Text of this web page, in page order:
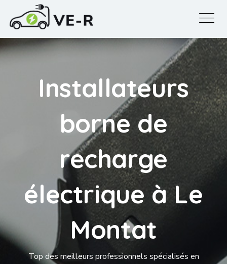
Installateurs
borne de
recharge
électrique à Le
Montat
Top des meilleurs professionnels spécialisés en